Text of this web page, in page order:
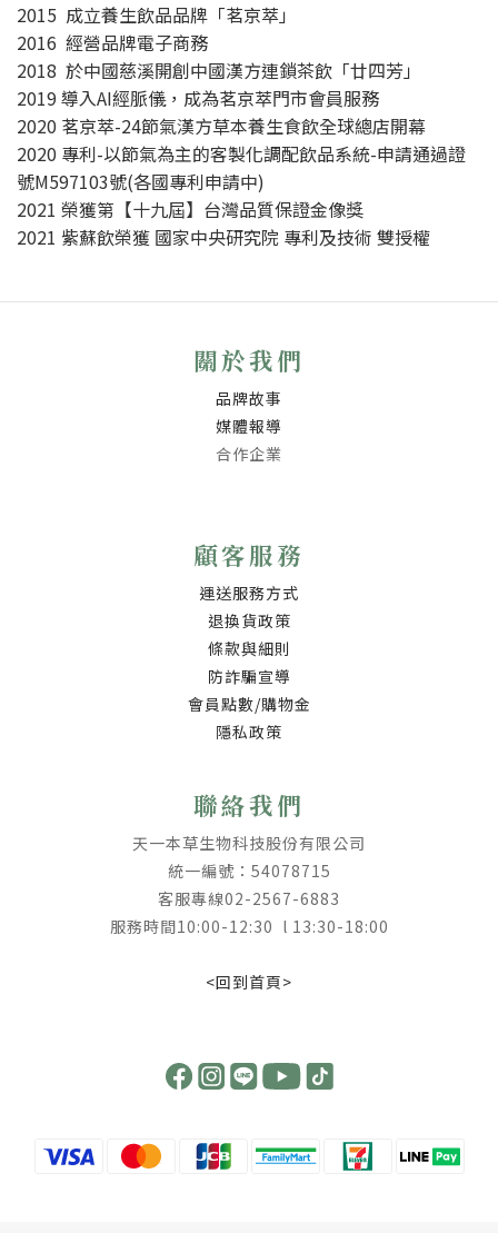
2015 成立養生飲品品牌「茗京萃」
2016 經營品牌電子商務
2018 於中國慈溪開創中國漢方連鎖茶飲「廿四芳」
2019 導入AI經脈儀，成為茗京萃門市會員服務
2020 茗京萃-24節氣漢方草本養生食飲全球總店開幕
2020 專利-以節氣為主的客製化調配飲品系統-申請通過證
號M597103號(各國專利申請中)
2021 榮獲第【十九屆】台灣品質保證金像獎
2021 紫蘇飲榮獲 國家中央研究院 專利及技術 雙授權
關於我們
品牌故事
媒體報導
合作企業
顧客服務
運送服務方式
退換貨政策
條款與細則
防詐騙宣導
會員點數/購物金
隱私政策
聯絡我們
天一本草生物科技股份有限公司
統一編號：54078715
客服專線02-2567-6883
服務時間10:00-12:30 l 13:30-18:00
<回到首頁>